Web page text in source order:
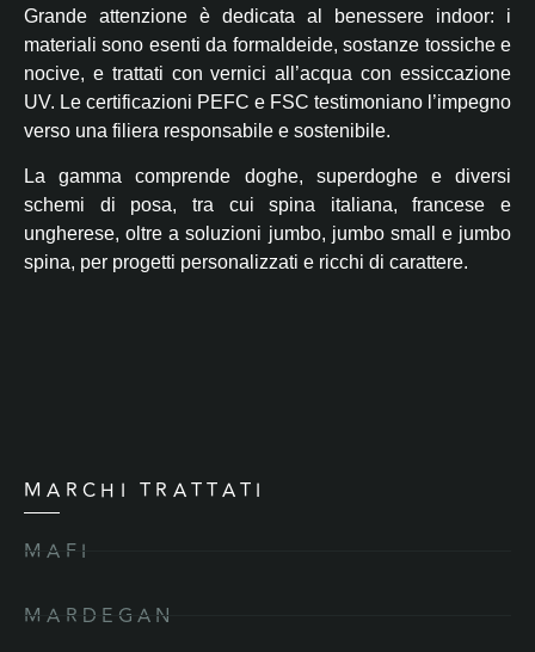
Grande attenzione è dedicata al benessere indoor: i
materiali sono esenti da formaldeide, sostanze tossiche e
nocive, e trattati con vernici all’acqua con essiccazione
UV. Le certificazioni PEFC e FSC testimoniano l’impegno
verso una filiera responsabile e sostenibile.
La gamma comprende doghe, superdoghe e diversi
schemi di posa, tra cui spina italiana, francese e
ungherese, oltre a soluzioni jumbo, jumbo small e jumbo
spina, per progetti personalizzati e ricchi di carattere.
MARCHI TRATTATI
MAFI
MARDEGAN